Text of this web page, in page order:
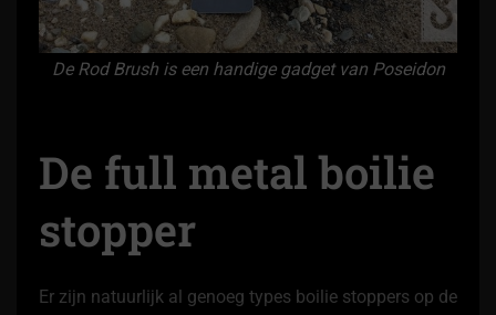
De Rod Brush is een handige gadget van Poseidon
De full metal boilie
stopper
Er zijn natuurlijk al genoeg types boilie stoppers op de